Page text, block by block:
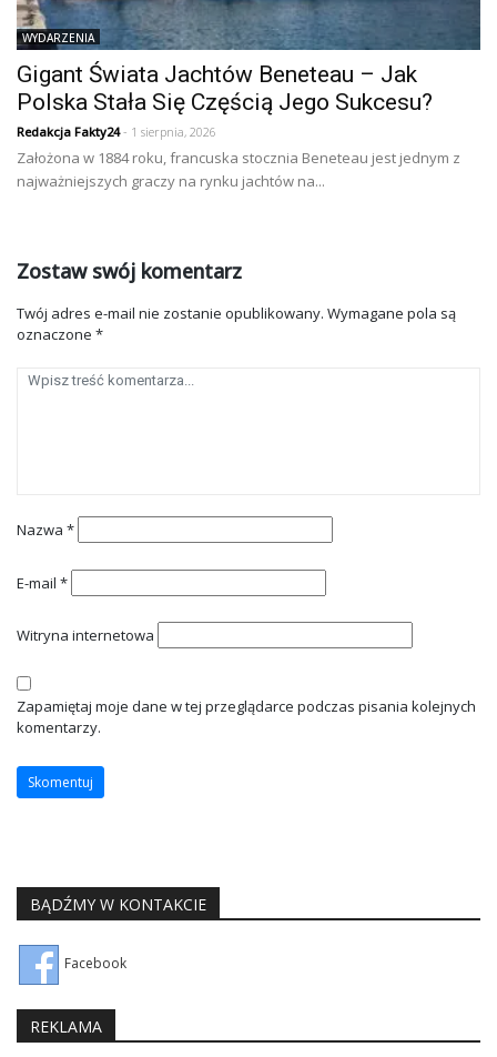
WYDARZENIA
Gigant Świata Jachtów Beneteau – Jak
Polska Stała Się Częścią Jego Sukcesu?
Redakcja Fakty24- 1 sierpnia, 2026
Założona w 1884 roku, francuska stocznia Beneteau jest jednym z
najważniejszych graczy na rynku jachtów na...
Zostaw swój komentarz
Twój adres e-mail nie zostanie opublikowany. Wymagane pola są
oznaczone *
Nazwa *
E-mail *
Witryna internetowa
Zapamiętaj moje dane w tej przeglądarce podczas pisania kolejnych
komentarzy.
BĄDŹMY W KONTAKCIE
Facebook
REKLAMA